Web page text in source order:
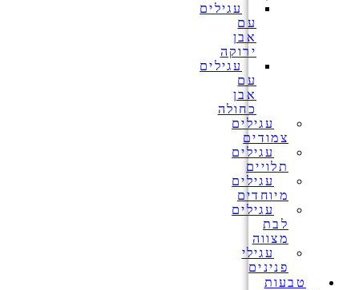
עגילים
עם
אבן
ירוקה
עגילים
עם
אבן
כחולה
עגילים
צמודים
עגילים
תלויים
עגילים
מיוחדים
עגילים
לבת
מצווה
עגילי
פנינים
טבעות